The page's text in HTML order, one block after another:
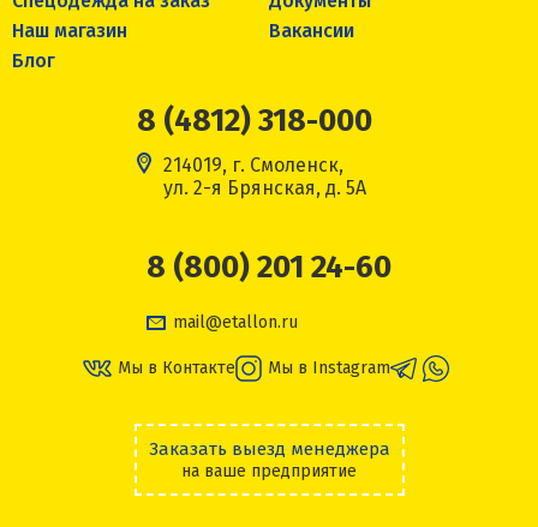
Наш магазин
Вакансии
Блог
8 (4812) 318-000
214019, г. Смоленск,
ул. 2-я Брянская, д. 5А
8 (800) 201 24-60
mail@etallon.ru
Мы в Контакте Мы в Instagram
Заказать выезд менеджера
на ваше предприятие